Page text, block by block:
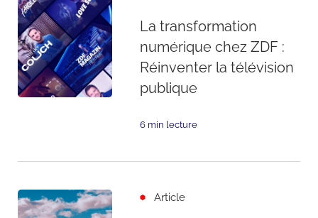
La transformation
numérique chez ZDF :
Réinventer la télévision
publique
6 min lecture
Article